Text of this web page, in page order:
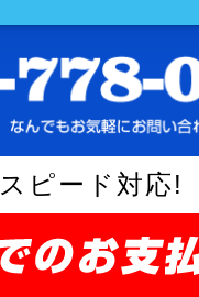
ピード対応!